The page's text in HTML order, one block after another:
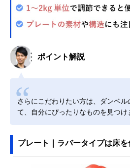
ポイント解説
さらにこだわりたい方は、ダンベ
て、自分にぴったりなものを見つけ
プレート｜ラバータイプは床